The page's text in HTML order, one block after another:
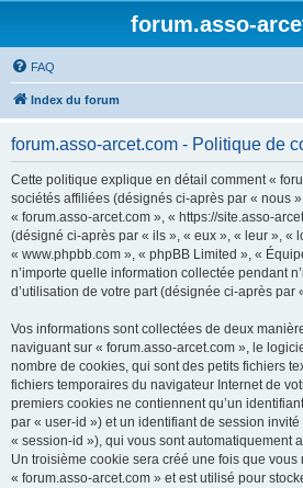
forum.asso-
FAQ
Index du forum
forum.asso-arcet.com - Politique de
Cette politique explique en détail comment «
sociétés affiliées (désignés ci-après par « nous
« forum.asso-arcet.com », « https://site.asso-
(désigné ci-après par « ils », « eux », « leur », «
« www.phpbb.com », « phpBB Limited », «
n’importe quelle information collectée pendant
d’utilisation de votre part (désignée ci-après par
Vos informations sont collectées de deux
naviguant sur « forum.asso-arcet.com », le
nombre de cookies, qui sont des petits fichiers
fichiers temporaires du navigateur Internet de
premiers cookies ne contiennent qu’un
par « user-id ») et un identifiant de session
« session-id »), qui vous sont automatiquement
Un troisième cookie sera créé une fois que
« forum.asso-arcet.com » et est utilisé pour